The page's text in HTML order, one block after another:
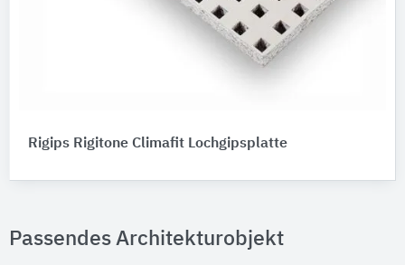
Rigips Rigitone Climafit Lochgipsplatte
Passendes Architekturobjekt